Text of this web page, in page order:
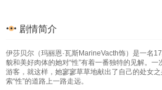
剧情简介
伊莎贝尔（玛丽恩·瓦斯MarineVacth饰）是一名
貌和美好肉体的她对“性”有着一番独特的见解。
游客，就这样，她寥寥草草地献出了自己的处女
索“性”的道路上一路走远。